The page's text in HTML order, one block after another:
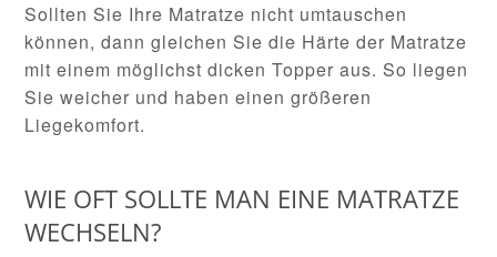
Sollten Sie Ihre Matratze nicht umtauschen
können, dann gleichen Sie die Härte der Matratze
mit einem möglichst dicken Topper aus. So liegen
Sie weicher und haben einen größeren
Liegekomfort.
WIE OFT SOLLTE MAN EINE MATRATZE
WECHSELN?